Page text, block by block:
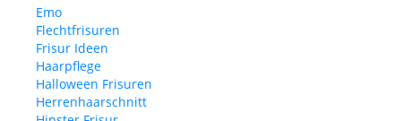
Emo
Flechtfrisuren
Frisur Ideen
Haarpflege
Halloween Frisuren
Herrenhaarschnitt